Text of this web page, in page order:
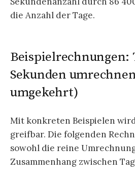
die Anzahl der Tage.
Beispielrechnungen:
Sekunden
umgekehrt)
Mit konkreten Beispielen
greifbar. Die folgenden
sowohl die reine
Zusammenhang zwischen